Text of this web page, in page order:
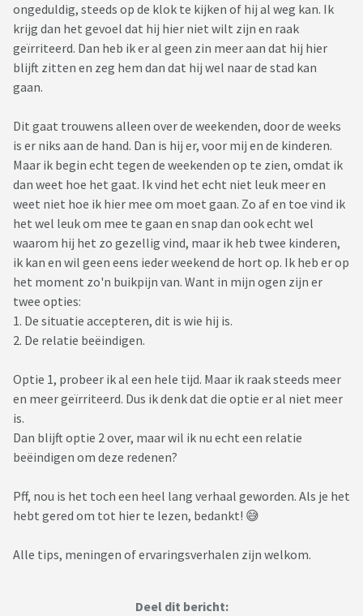
ongeduldig, steeds op de klok te kijken of hij al weg kan. Ik
krijg dan het gevoel dat hij hier niet wilt zijn en raak
geïrriteerd. Dan heb ik er al geen zin meer aan dat hij hier
blijft zitten en zeg hem dan dat hij wel naar de stad kan
gaan.
Dit gaat trouwens alleen over de weekenden, door de weeks
is er niks aan de hand. Dan is hij er, voor mij en de kinderen.
Maar ik begin echt tegen de weekenden op te zien, omdat ik
dan weet hoe het gaat. Ik vind het echt niet leuk meer en
weet niet hoe ik hier mee om moet gaan. Zo af en toe vind ik
het wel leuk om mee te gaan en snap dan ook echt wel
waarom hij het zo gezellig vind, maar ik heb twee kinderen,
ik kan en wil geen eens ieder weekend de hort op. Ik heb er op
het moment zo'n buikpijn van. Want in mijn ogen zijn er
twee opties:
1. De situatie accepteren, dit is wie hij is.
2. De relatie beëindigen.
Optie 1, probeer ik al een hele tijd. Maar ik raak steeds meer
en meer geïrriteerd. Dus ik denk dat die optie er al niet meer
is.
Dan blijft optie 2 over, maar wil ik nu echt een relatie
beëindigen om deze redenen?
Pff, nou is het toch een heel lang verhaal geworden. Als je het
hebt gered om tot hier te lezen, bedankt! 😅
Alle tips, meningen of ervaringsverhalen zijn welkom.
Deel dit bericht: